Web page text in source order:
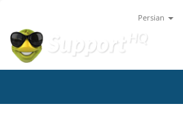
Persian